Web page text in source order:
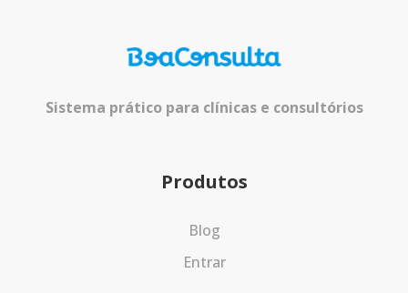
Sistema prático para clínicas e consultórios
Produtos
Blog
Entrar